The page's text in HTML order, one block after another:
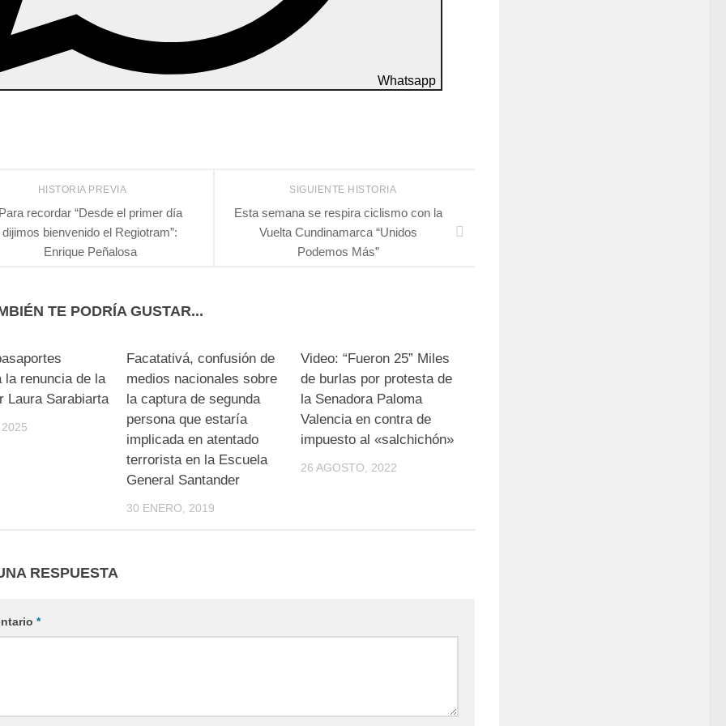
Whatsapp
SIGUIENTE HISTORIA
Esta semana se respira ciclismo con la
Vuelta Cundinamarca “Unidos
Podemos Más”
HISTORIA PREVIA
recordar “Desde el primer día
dijimos bienvenido el Regiotram”:
Enrique Peñalosa
TE PODRÍA GUSTAR...
la renuncia de la
Laura Sarabiarta
Facatativá, confusión de
medios nacionales sobre
la captura de segunda
persona que estaría
implicada en atentado
terrorista en la Escuela
General Santander
30 ENERO, 2019
Video: “Fueron 25” Miles
de burlas por protesta de
la Senadora Paloma
Valencia en contra de
impuesto al «salchichón»
26 AGOSTO, 2022
RESPUESTA
*